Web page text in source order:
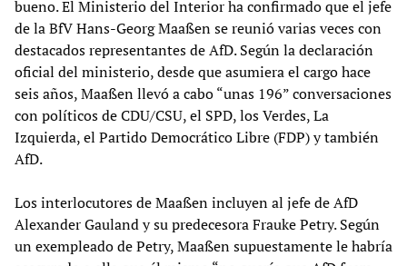
bueno. El Ministerio del Interior ha confirmado que el jefe
de la BfV Hans-Georg Maaßen se reunió varias veces con
destacados representantes de AfD. Según la declaración
oficial del ministerio, desde que asumiera el cargo hace
seis años, Maaßen llevó a cabo “unas 196” conversaciones
con políticos de CDU/CSU, el SPD, los Verdes, La
Izquierda, el Partido Democrático Libre (FDP) y también
AfD.
Los interlocutores de Maaßen incluyen al jefe de AfD
Alexander Gauland y su predecesora Frauke Petry. Según
un exempleado de Petry, Maaßen supuestamente le habría